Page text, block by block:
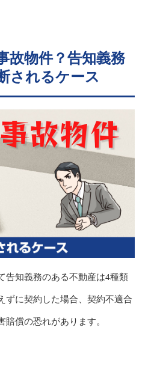
故物件？告知義務
されるケース
告知義務のある不動産は4種類
ずに契約した場合、契約不適合
償の恐れがあります。